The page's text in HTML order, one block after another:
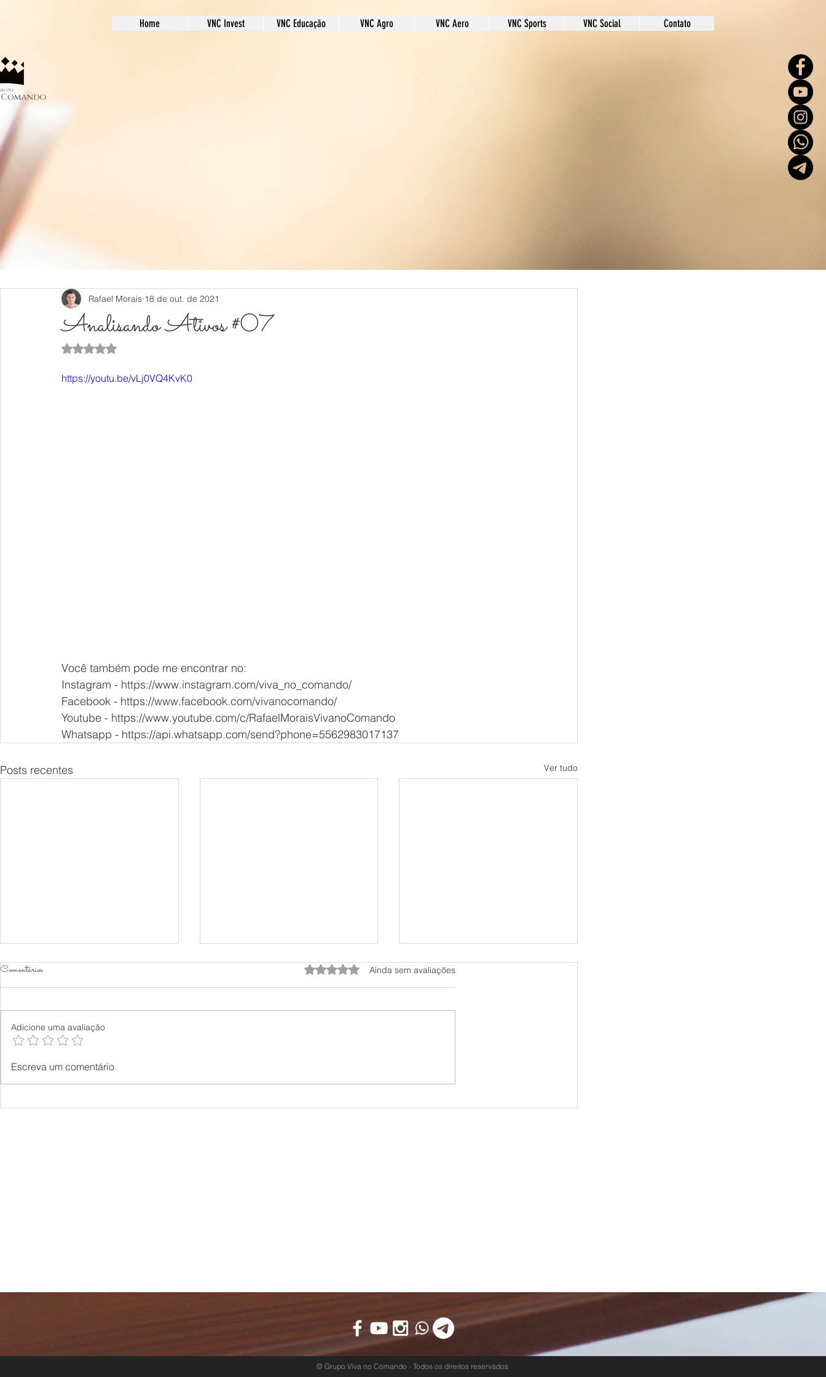
Home VNC Invest VNC Educação VNC Agro VNC Aero VNC Sports VNC Social Contato
Analisando Ativos #07
Rafael Morais 18 de out. de 2021
Avaliado com NaN de 5 estrelas.
https://youtu.be/vLj0VQ4KvK0
Você também pode me encontrar no:
Instagram - https://www.instagram.com/viva_no_comando/
Facebook - https://www.facebook.com/vivanocomando/
Youtube - https://www.youtube.com/c/RafaelMoraisVivanoComando
Whatsapp - https://api.whatsapp.com/send?phone=5562983017137
Posts recentes Ver tudo
Como não perder dinheiro com as
BETs?
E COPA DO MUNDO, O
SEUS
Comentários Avaliado com 0 de 5 estrelas.
Ainda sem avaliações
Adicione uma avaliação
Escreva um comentário
© Grupo Viva no Comando - Todos os direitos reservados